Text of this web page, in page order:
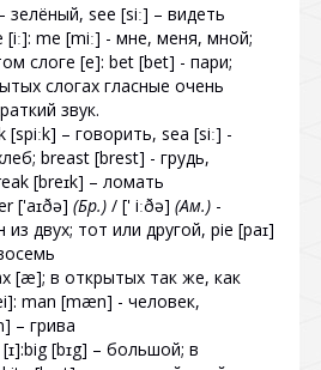
зелёный, see [siː] – видеть
me [miː] - мне, меня, мной;
слоге [e]: bet [bet] - пари;
слогах гласные очень
звук.
[spiːk] – говорить, sea [siː] -
breast [brest] - грудь,
[breɪk] – ломать
['aɪðə] (Бр.) / [' iːðə] (Ам.) -
двух; тот или другой, pie [paɪ]
[æ]; в открытых так же, как
man [mæn] - человек,
– грива
[bɪg] – большой; в